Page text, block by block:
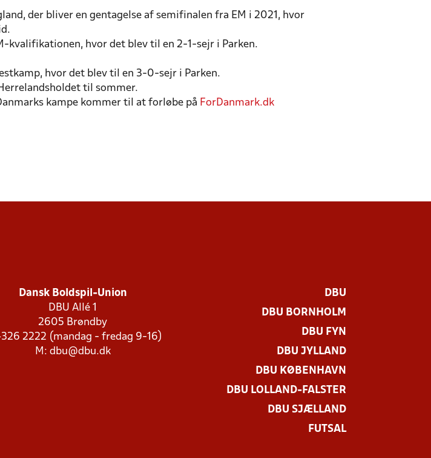
der bliver en gentagelse af semifinalen fra EM i 2021, hvor
kvalifikationen, hvor det blev til en 2-1-sejr i Parken.
hvor det blev til en 3-0-sejr i Parken.
til sommer.
kampe kommer til at forløbe på ForDanmark.dk
Dansk Boldspil-Union
DBU Allé 1
2605 Brøndby
2222 (mandag - fredag 9-16)
M: dbu@dbu.dk
DBU
DBU BORNHOLM
DBU FYN
DBU JYLLAND
DBU KØBENHAVN
DBU LOLLAND-FALSTER
DBU SJÆLLAND
FUTSAL